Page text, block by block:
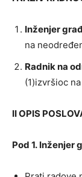
Inženjer
na
Radnik na
(1)izvršioc
II OPIS
Pod 1. Inženjer